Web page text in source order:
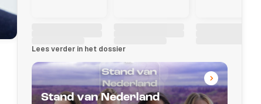
Lees verder in het dossier
Stand van Nederland